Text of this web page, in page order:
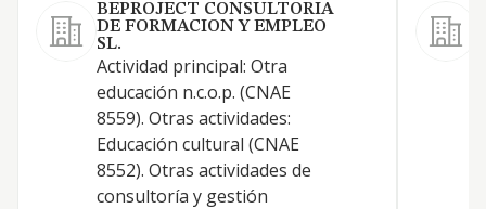
BEPROJECT CONSULTORIA
DE FORMACION Y EMPLEO
SL.
Actividad principal: Otra
educación n.c.o.p. (CNAE
8559). Otras actividades:
Educación cultural (CNAE
8552). Otras actividades de
consultoría y gestión